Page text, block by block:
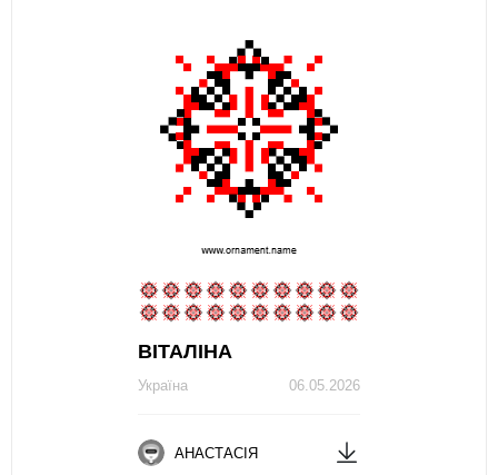
ВІТАЛІНА
06.05.2026
Україна
АНАСТАСІЯ